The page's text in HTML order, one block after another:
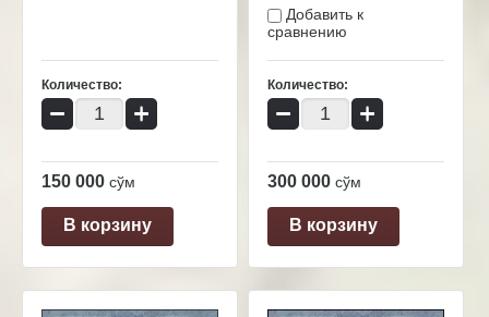
Количество:
− +
150 000 сўм
В корзину
Добавить к
сравнению
Количество:
− +
300 000 сўм
В корзину